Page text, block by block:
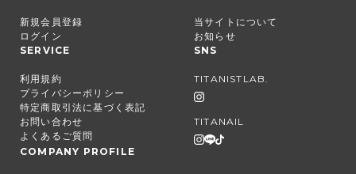
新規会員登録
ログイン
当サイトについて
お知らせ
SERVICE
利用規約
プライバシーポリシー
特定商取引法に基づく表記
お問い合わせ
よくあるご質問
SNS
TITANISTLAB.
TITANAIL
COMPANY PROFILE